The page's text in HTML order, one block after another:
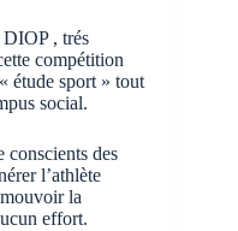
, trés
compétition
étude sport » tout
social.
conscients des
l’athlète
la
effort.